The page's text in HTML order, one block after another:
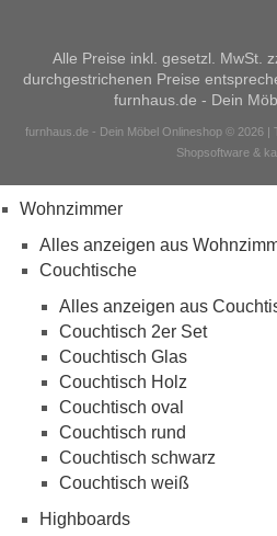
Alle Preise inkl. gesetzl. MwSt.
durchgestrichenen Preise
furnhaus.de - Dein
furnhaus.de - Dein Möbel Onlineshop © 2026 |
Shopsoftware &
Wohnzimmer
Alles anzeigen aus
Couchtische
Alles anzeigen aus
Couchtisch 2er Set
Couchtisch Glas
Couchtisch Holz
Couchtisch oval
Couchtisch rund
Couchtisch schwarz
Couchtisch weiß
Highboards